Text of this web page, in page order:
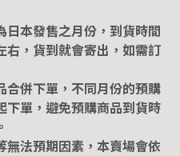
日本發售之月份，到貨時間
右，貨到就會寄出，如需訂
合併下單，不同月份的預購
下單，避免預購商品到貨時
無法預期因素，本賣場會依